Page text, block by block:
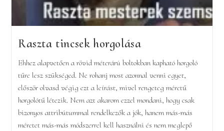
Raszta tincsek horgolása
Ehhez alapvetően a rövid méterárú boltokban kapható horgoló
tűre lesz szükséged. Ne rohanj most azonnal venni egyet,
először olvasd végig ezt a leírást, mivel rengeteg méretű
horgolótű létezik. Nem azt akarom ezzel mondani, hogy csak
bizonyos attribútummal rendelkezők a jók, hanem más-más
méretet más-más módszerrel kell használni és nem meglepő